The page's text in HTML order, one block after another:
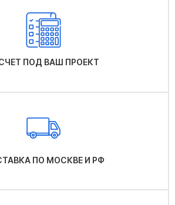
ПОД ВАШ ПРОЕКТ
ПО МОСКВЕ И РФ